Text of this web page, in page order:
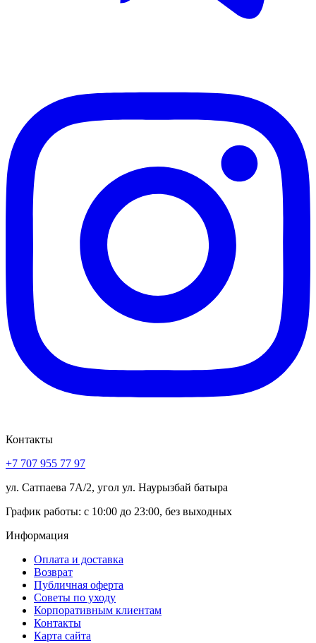
Контакты
+7 707 955 77 97
ул. Сатпаева 7А/2, угол ул. Наурызбай батыра
График работы: с 10:00 до 23:00, без выходных
Информация
Оплата и доставка
Возврат
Публичная оферта
Советы по уходу
Корпоративным клиентам
Контакты
Карта сайта